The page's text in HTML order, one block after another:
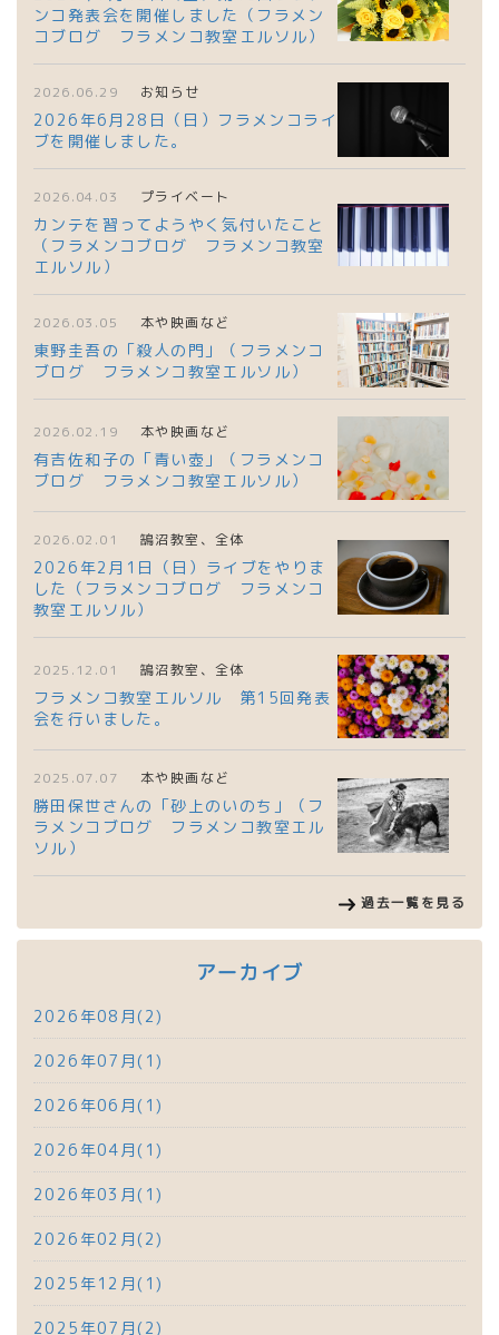
ンコ発表会を開催しました（フラメン
コブログ フラメンコ教室エルソル）
2026.06.29 お知らせ
2026年6月28日（日）フラメンコライ
ブを開催しました。
2026.04.03 プライベート
カンテを習ってようやく気付いたこと
（フラメンコブログ フラメンコ教室
エルソル）
2026.03.05 本や映画など
東野圭吾の「殺人の門」（フラメンコ
ブログ フラメンコ教室エルソル）
2026.02.19 本や映画など
有吉佐和子の「青い壺」（フラメンコ
ブログ フラメンコ教室エルソル）
2026.02.01 鵠沼教室、全体
2026年2月1日（日）ライブをやりま
した（フラメンコブログ フラメンコ
教室エルソル）
2025.12.01 鵠沼教室、全体
フラメンコ教室エルソル 第15回発表
会を行いました。
2025.07.07 本や映画など
勝田保世さんの「砂上のいのち」（フ
ラメンコブログ フラメンコ教室エル
ソル）
過去一覧を見る
アーカイブ
2026年08月(2)
2026年07月(1)
2026年06月(1)
2026年04月(1)
2026年03月(1)
2026年02月(2)
2025年12月(1)
2025年07月(2)